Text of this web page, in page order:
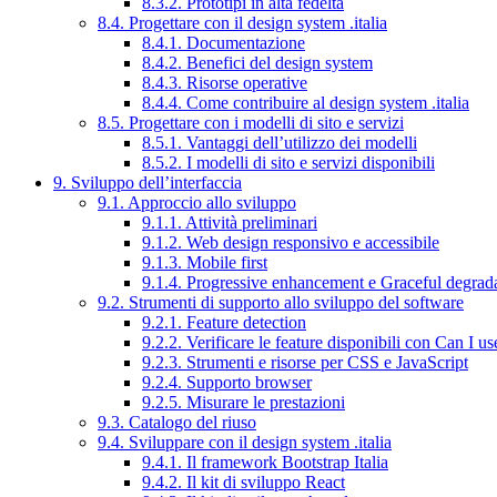
8.4. Progettare con il design system .italia
8.4.1. Documentazione
8.4.2. Benefici del design system
8.4.3. Risorse operative
8.4.4. Come contribuire al design system .italia
8.5. Progettare con i modelli di sito e servizi
8.5.1. Vantaggi dell’utilizzo dei modelli
8.5.2. I modelli di sito e servizi disponibili
9. Sviluppo dell’interfaccia
9.1. Approccio allo sviluppo
9.1.1. Attività preliminari
9.1.2. Web design responsivo e accessibile
9.1.3. Mobile first
9.1.4. Progressive enhancement e Graceful
9.2. Strumenti di supporto allo sviluppo del software
9.2.1. Feature detection
9.2.2. Verificare le feature disponibili con Can I
9.2.3. Strumenti e risorse per CSS e JavaScript
9.2.4. Supporto browser
9.2.5. Misurare le prestazioni
9.3. Catalogo del riuso
9.4. Sviluppare con il design system .italia
9.4.1. Il framework Bootstrap Italia
9.4.2. Il kit di sviluppo React